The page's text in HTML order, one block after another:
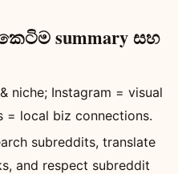
summary සහ
niche; Instagram = visual
= local biz connections.
subreddits, translate
and respect subreddit